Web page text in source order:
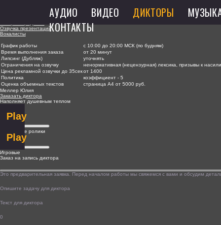
АУДИО ВИДЕО ДИКТОРЫ
КОНТАКТЫ
Дикторы для рекламы
Озвучка презентаций
Вокалисты
График работы
с 10:00 до 20:00 МСК (по будням)
Время выполнения заказа
от 20 минут
Липсинг (Дубляж)
уточнять
Ограничения на озвучку
ненормативная (нецензурная) лексика, призывы к
Цена рекламной озвучки до 35секот 1400
Политика
коэффициент - 5
Оценка объемных текстов
страница А4 от 5000 руб.
Меллер Юлия
Заказать диктора
Наполняет душевным теплом
Play
Рекламные ролики
Play
Игровые
Заказ на запись диктора
Это предварительная заявка. Перед началом работы мы свяжемся с вами и обсудим
Опишите задачу для диктора
Текст для диктора
0
Пожалуйста, оставьте
и мы вам